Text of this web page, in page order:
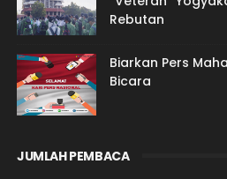
Rebutan
Biarkan Pers
Bicara
JUMLAH PEMBACA